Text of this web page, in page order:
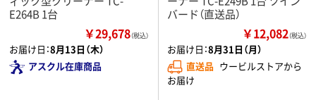
E264B 1台
￥29,678（税込）
お届け日：8月13日（木）
アスクル在庫商品
バード（直送品）
￥12,082（税込）
お届け日：8月31日（月）
直送品 ウービルストアから
お届け